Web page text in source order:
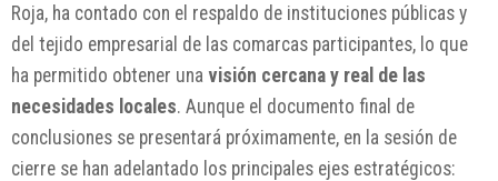
Roja, ha contado con el respaldo de instituciones públicas y
del tejido empresarial de las comarcas participantes, lo que
ha permitido obtener una visión cercana y real de las
necesidades locales. Aunque el documento final de
conclusiones se presentará próximamente, en la sesión de
cierre se han adelantado los principales ejes estratégicos: